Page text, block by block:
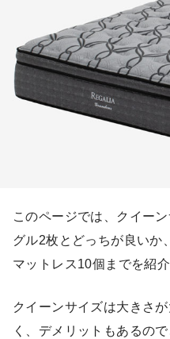
このページでは、クイー
グル2枚とどっちが良いか
マットレス10個までを紹
クイーンサイズは大きさ
く、デメリットもあるの